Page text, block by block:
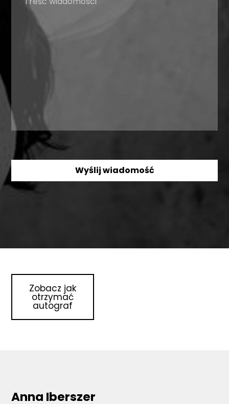
Zobacz jak
otrzymać
autograf
Anna Iberszer